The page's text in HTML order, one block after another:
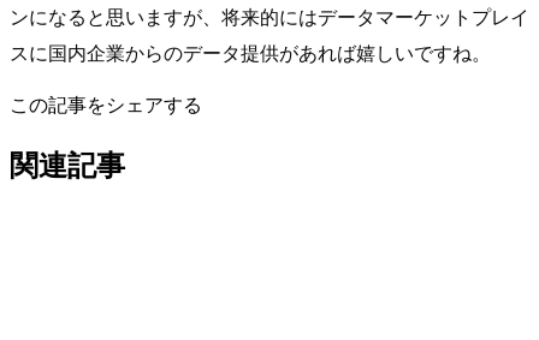
ンになると思いますが、将来的にはデータマーケットプレイ
スに国内企業からのデータ提供があれば嬉しいですね。
この記事をシェアする
関連記事